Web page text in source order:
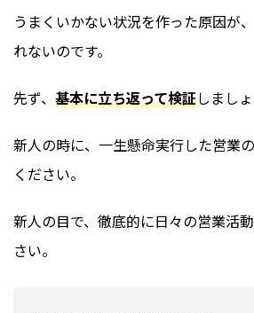
うまくいかない状況を作った原因が
れないのです。
先ず、 基本に立ち返って検証しましょ
新人の時に、一生懸命実行した営業
ください。
新人の目で、徹底的に日々の営業活
さい。